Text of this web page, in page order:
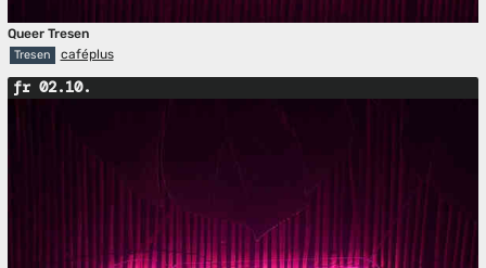
Queer Tresen
Tresen caféplus
fr 02.10.